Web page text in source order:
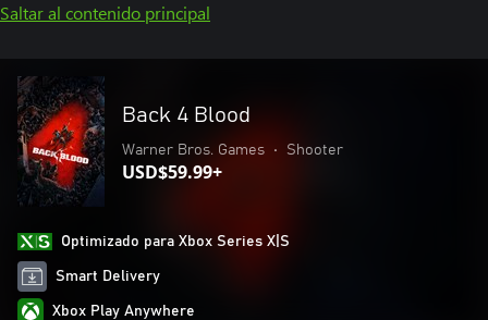
Saltar al contenido principal
Back 4 Blood
Warner Bros. Games • Shooter
USD$59.99+
Optimizado para Xbox Series X|S
Smart Delivery
Xbox Play Anywhere